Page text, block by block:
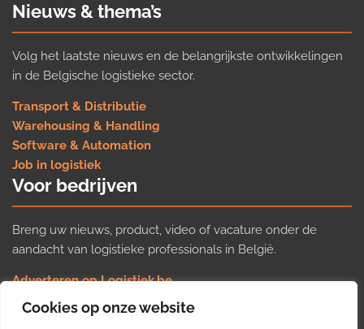
Cookies op onze website
Nieuws & thema’s
Volg het laatste nieuws en de belangrijkste ontwikkelingen
in de Belgische logistieke sector.
Transport & Distributie
Warehousing & Handling
Software & Automation
Job in logistiek
Voor bedrijven
Breng uw nieuws, product, video of vacature onder de
aandacht van logistieke professionals in België.
Adverteren op Logistiek.be
Nieuws insturen
Uw video op Logistiek.TV